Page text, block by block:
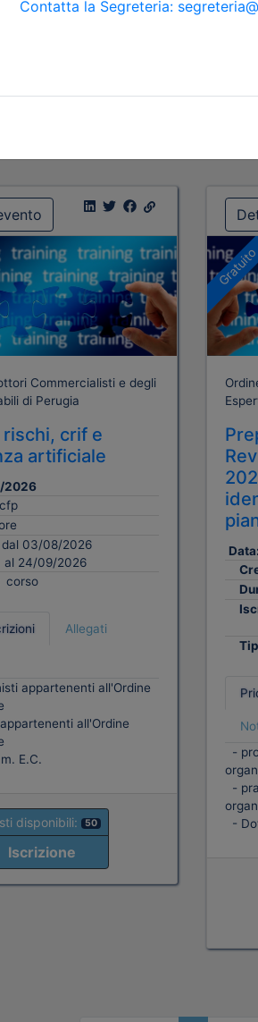
Commercialisti e degli
di Perugia
crif e
artificiale
2026
dal 03/08/2026
al 24/09/2026
corso
Allegati
appartenenti all'Ordine
all'Ordine
E.C.
disponibili: 50
Iscrizione
Data:
-
-
-